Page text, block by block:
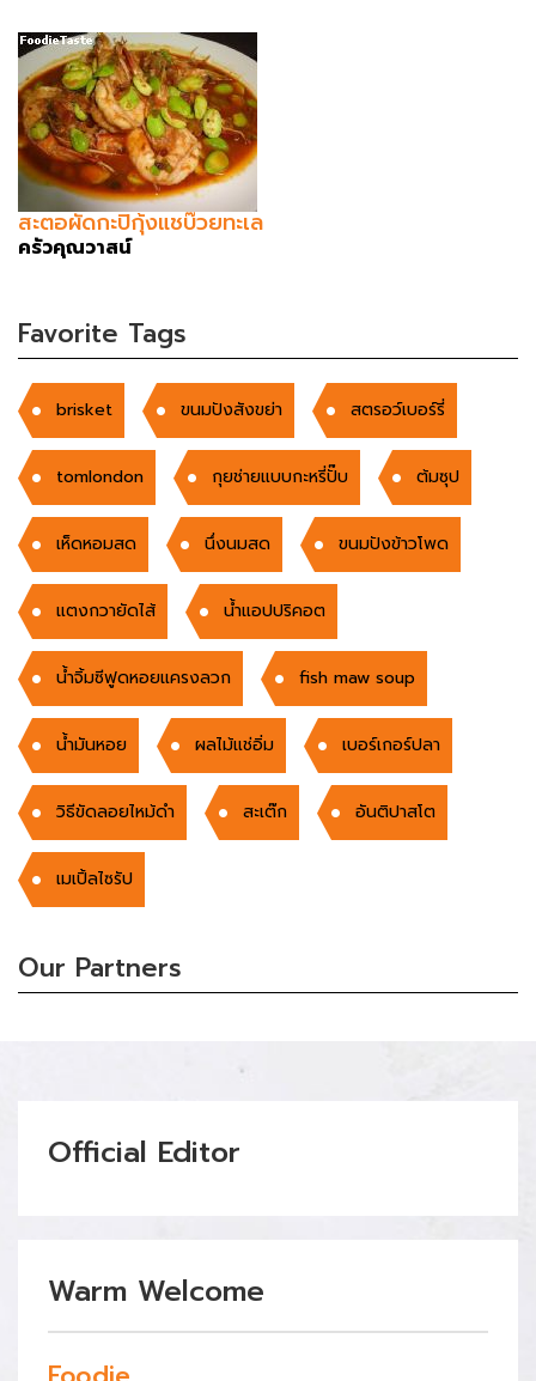
สะตอผัดกะปิกุ้งแชบ๊วยทะเล
ครัวคุณวาสน์
Favorite Tags
brisket ขนมปังสังขย่า สตรอว์เบอร์รี่
tomlondon กุยช่ายแบบกะหรี่ปั๊บ ต้มซุป
เห็ดหอมสด นึ่งนมสด ขนมปังข้าวโพด
แตงกวายัดไส้ น้ำแอปปริคอต
น้ำจิ้มซีฟูดหอยแครงลวก fish maw soup
น้ำมันหอย ผลไม้แช่อิ่ม เบอร์เกอร์ปลา
วิธีขัดลอยไหม้ดำ สะเต๊ก อันติปาสโต
เมเปิ้ลไซรัป
Our Partners
Official Editor
Warm Welcome